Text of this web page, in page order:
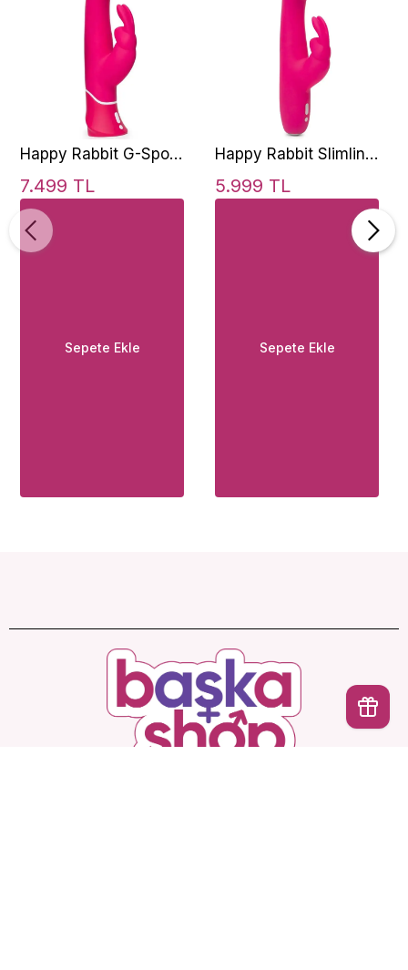
Happy Rabbit G-Spot
ve Klitoris Pembe
Rabbit Vibratör
7.499 TL
Sepete Ekle
Happy Rabbit Slimline
Curve Rechargeable
Rabbit Vibrator Pink
5.999 TL
Sepete Ekle